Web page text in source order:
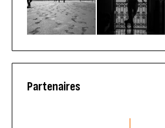
Partenaires